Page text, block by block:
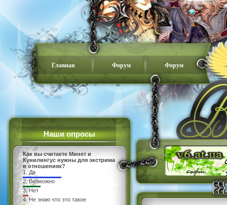
Главная Форум Форум
Наши опросы
Как вы считаете Минет и
Кунилингус нужны для экстрима
в отношениях?
1. Да
2.Возможно
3.Нет
4.Не знаю что это такое